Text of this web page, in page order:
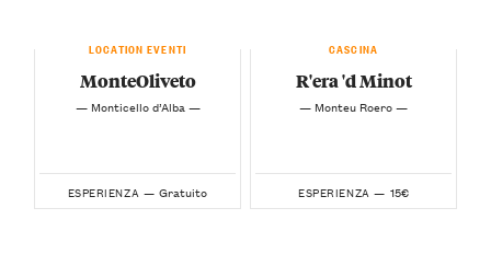
LOCATION EVENTI
MonteOliveto
— Monticello d’Alba —
ESPERIENZA — Gratuito
CASCINA
R'era 'd Minot
— Monteu Roero —
ESPERIENZA — 15€